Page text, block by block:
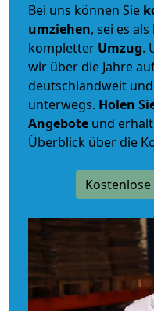
Bei uns können Sie
umziehen, sei es als
kompletter Umzug.
wir über die Jahre
deutschlandweit
unterwegs. Holen
Angebote und
Überblick über die